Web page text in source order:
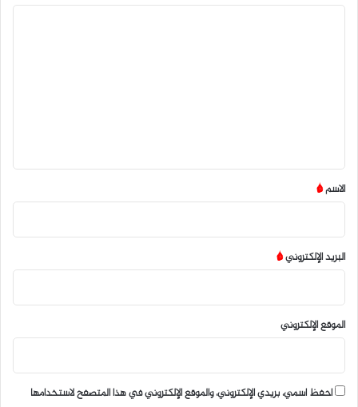
*
الاسم*
البريد الإلكتروني*
الموقع الإلكتروني
احفظ اسمي، بريدي الإلكتروني، والموقع الإلكتروني في هذا المتصفح لاستخدامها